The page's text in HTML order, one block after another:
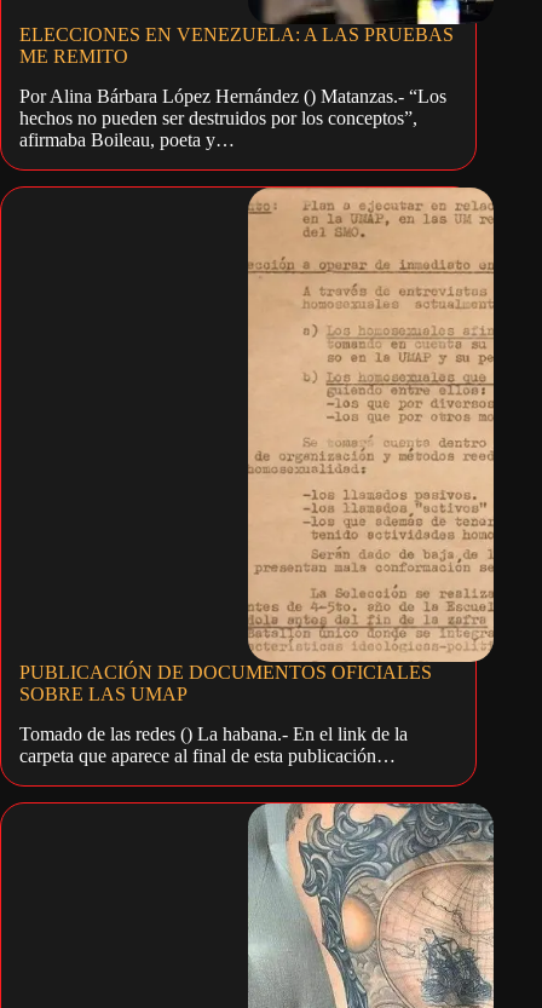
ELECCIONES EN VENEZUELA: A LAS PRUEBAS
ME REMITO
Por Alina Bárbara López Hernández () Matanzas.- “Los
hechos no pueden ser destruidos por los conceptos”,
afirmaba Boileau, poeta y…
PUBLICACIÓN DE DOCUMENTOS OFICIALES
SOBRE LAS UMAP
Tomado de las redes () La habana.- En el link de la
carpeta que aparece al final de esta publicación…